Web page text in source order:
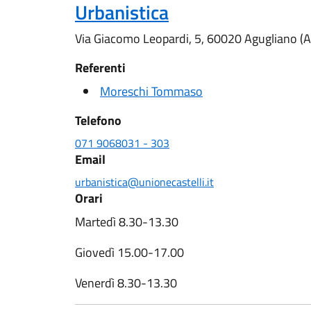
Urbanistica
Via Giacomo Leopardi, 5, 60020 Agugliano
Referenti
Moreschi Tommaso
Telefono
071 9068031 - 303
Email
urbanistica@unionecastelli.it
Orari
Martedì 8.30-13.30
Giovedì 15.00-17.00
Venerdì 8.30-13.30